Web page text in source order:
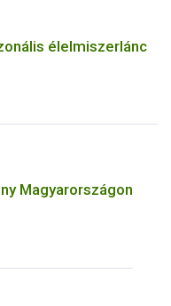
élelmiszerlánc
Magyarországon